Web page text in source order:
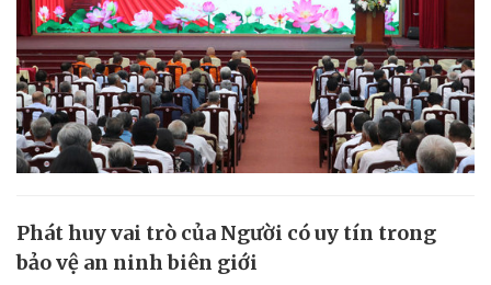
Phát huy vai trò của Người có uy tín trong
bảo vệ an ninh biên giới